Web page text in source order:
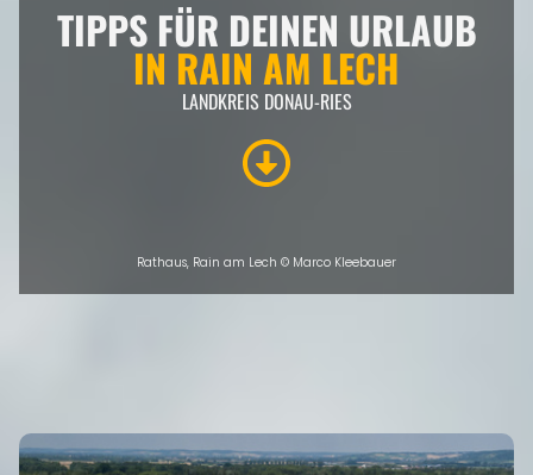
TIPPS FÜR DEINEN URLAUB
IN RAIN AM LECH
LANDKREIS DONAU-RIES
Rathaus, Rain am Lech © Marco Kleebauer